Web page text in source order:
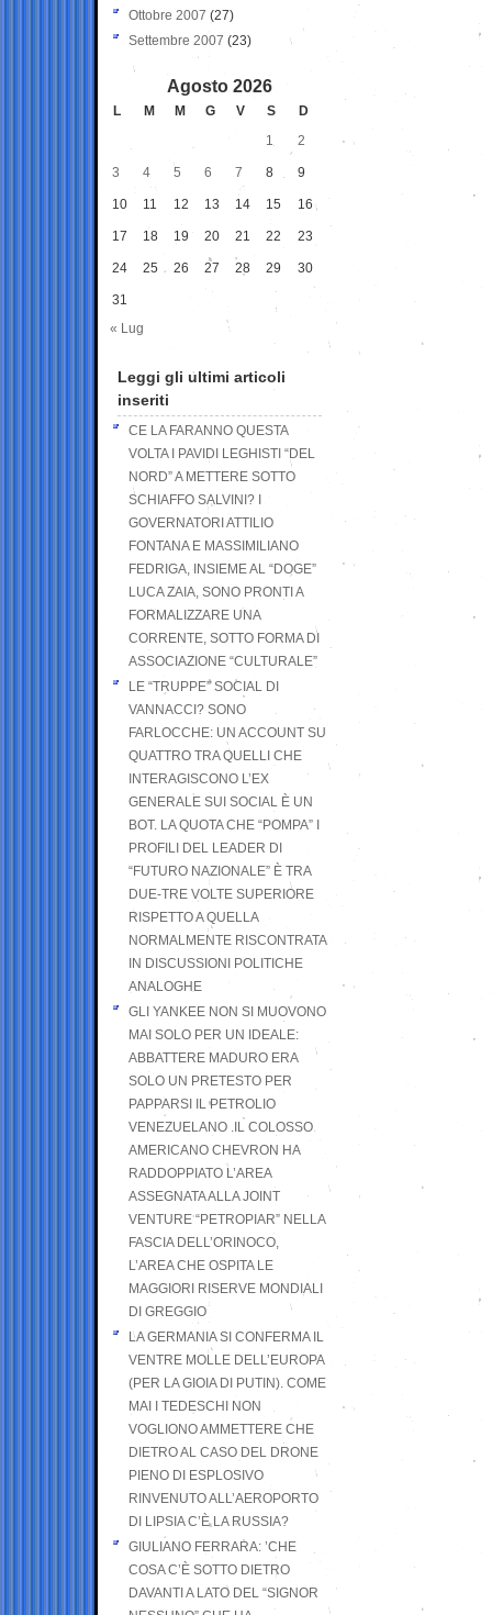
Ottobre 2007 (27)
Settembre 2007 (23)
Agosto 2026
L M M G V S
D
1
2
3 4 5 6 7 8 9
10 11 12 13 14 15 16
17 18 19 20 21 22 23
24 25 26 27 28 29 30
31
« Lug
Leggi gli ultimi articoli
inseriti
CE LA FARANNO QUESTA
VOLTA I PAVIDI LEGHISTI “DEL
NORD” A METTERE SOTTO
SCHIAFFO SALVINI? I
GOVERNATORI ATTILIO
FONTANA E MASSIMILIANO
FEDRIGA, INSIEME AL “DOGE”
LUCA ZAIA, SONO PRONTI A
FORMALIZZARE UNA
CORRENTE, SOTTO FORMA DI
ASSOCIAZIONE “CULTURALE”
LE “TRUPPE” SOCIAL DI
VANNACCI? SONO
FARLOCCHE: UN ACCOUNT SU
QUATTRO TRA QUELLI CHE
INTERAGISCONO L’EX
GENERALE SUI SOCIAL È UN
BOT. LA QUOTA CHE “POMPA” I
PROFILI DEL LEADER DI
“FUTURO NAZIONALE” È TRA
DUE-TRE VOLTE SUPERIORE
RISPETTO A QUELLA
NORMALMENTE RISCONTRATA
IN DISCUSSIONI POLITICHE
ANALOGHE
GLI YANKEE NON SI MUOVONO
MAI SOLO PER UN IDEALE:
ABBATTERE MADURO ERA
SOLO UN PRETESTO PER
PAPPARSI IL PETROLIO
VENEZUELANO .IL COLOSSO
AMERICANO CHEVRON HA
RADDOPPIATO L’AREA
ASSEGNATA ALLA JOINT
VENTURE “PETROPIAR” NELLA
FASCIA DELL’ORINOCO,
L’AREA CHE OSPITA LE
MAGGIORI RISERVE MONDIALI
DI GREGGIO
LA GERMANIA SI CONFERMA IL
VENTRE MOLLE DELL’EUROPA
(PER LA GIOIA DI PUTIN). COME
MAI I TEDESCHI NON
VOGLIONO AMMETTERE CHE
DIETRO AL CASO DEL DRONE
PIENO DI ESPLOSIVO
RINVENUTO ALL’AEROPORTO
DI LIPSIA C’È LA RUSSIA?
GIULIANO FERRARA: ’CHE
COSA C’È SOTTO DIETRO
DAVANTI A LATO DEL “SIGNOR